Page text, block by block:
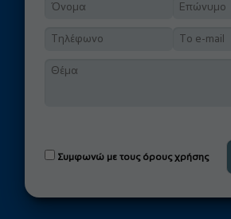
Συμφωνώ με τους όρους χρήσης